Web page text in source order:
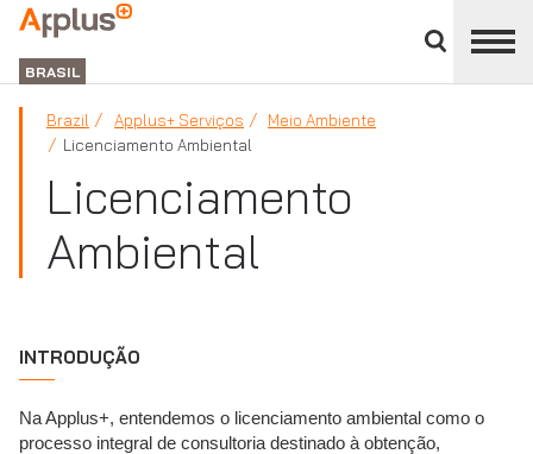
divisions
panel
APPLUS+
BRASIL
Brazil Applus+ Serviços
Meio Ambiente
Licenciamento Ambiental
Licenciamento
Ambiental
INTRODUÇÃO
Na Applus+, entendemos o licenciamento ambiental como o
processo integral de consultoria destinado à obtenção,